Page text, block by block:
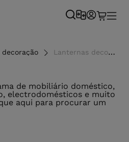
Lanternas decorativas - Conforama
de mobiliário doméstico,
electrodomésticos e muito
aqui para procurar um